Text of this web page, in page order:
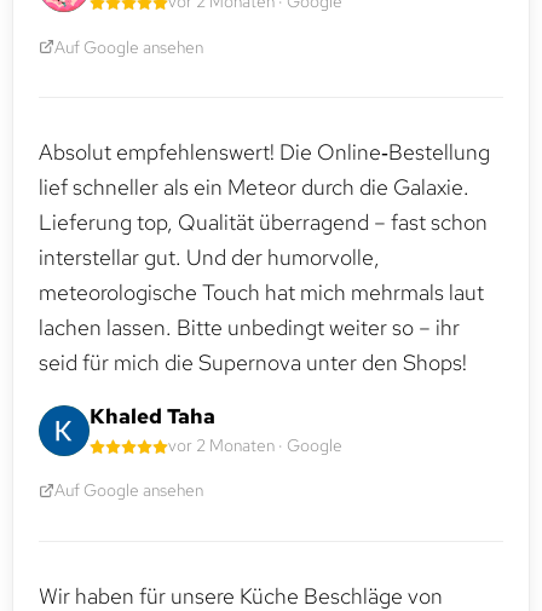
Auf Google ansehen
Absolut empfehlenswert! Die Online‑Bestellung
lief schneller als ein Meteor durch die Galaxie.
Lieferung top, Qualität überragend – fast schon
interstellar gut. Und der humorvolle,
meteorologische Touch hat mich mehrmals laut
lachen lassen. Bitte unbedingt weiter so – ihr
seid für mich die Supernova unter den Shops!
Khaled Taha
vor 2 Monaten · Google
Auf Google ansehen
Wir haben für unsere Küche Beschläge von